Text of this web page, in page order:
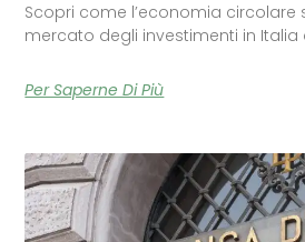
Scopri come l’economia
mercato degli investimenti in Italia
Per Saperne Di Più